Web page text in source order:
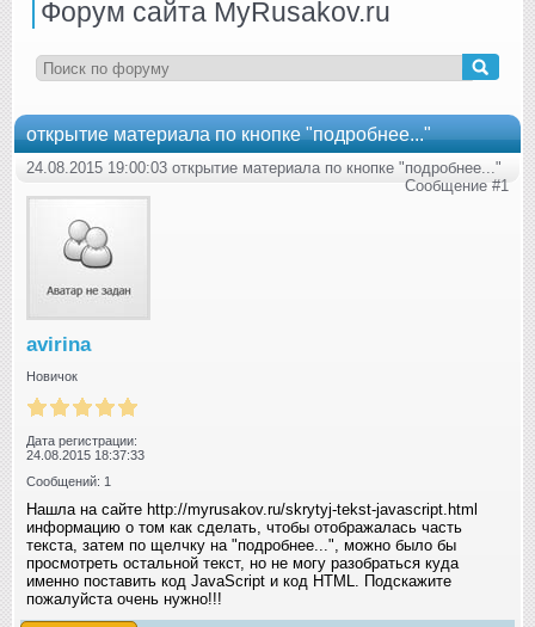
Форум сайта MyRusakov.ru
открытие материала по кнопке "подробнее..."
24.08.2015 19:00:03 открытие материала по кнопке "подробнее..."
Сообщение #1
avirina
Новичок
Дата регистрации:
24.08.2015 18:37:33
Сообщений: 1
Нашла на сайте http://myrusakov.ru/skrytyj-tekst-javascript.html
информацию о том как сделать, чтобы отображалась часть
текста, затем по щелчку на "подробнее...", можно было бы
просмотреть остальной текст, но не могу разобраться куда
именно поставить код JavaScript и код HTML. Подскажите
пожалуйста очень нужно!!!